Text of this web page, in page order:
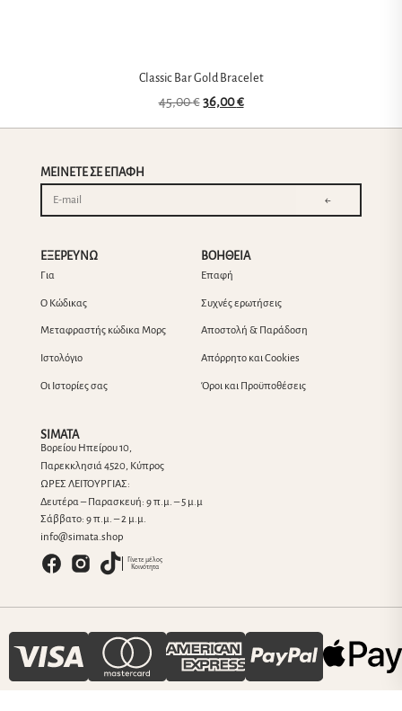
Classic Bar Gold Bracelet
45,00€ 36,00€
SIMATA
Βορείου Ηπείρου 10,
Παρεκκλησιά 4520, Κύπρος
ΩΡΕΣ ΛΕΙΤΟΥΡΓΙΑΣ:
Δευτέρα – Παρασκευή: 9 π.μ. – 5 μ.μ
Σάββατο: 9 π.μ. – 2 μ.μ.
info@simata.shop
Γίνετε μέλος
Κοινότητα
ΕΞΕΡΕΥΝΩ
Για
Ο Κώδικας
Μεταφραστής κώδικα Μορς
Ιστολόγιο
Οι Ιστορίες σας
ΒΟΗΘΕΙΑ
Επαφή
Συχνές ερωτήσεις
Αποστολή & Παράδοση
Απόρρητο και Cookies
Όροι και Προϋποθέσεις
ΜΕΙΝΕΤΕ ΣΕ ΕΠΑΦΗ
←